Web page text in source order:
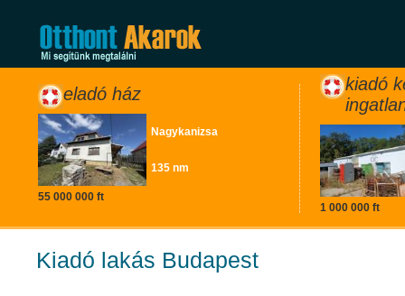
eladó ház
Nagykanizsa
135 nm
55 000 000 ft
kiadó
1 000 000 ft
Kiadó lakás Budapest